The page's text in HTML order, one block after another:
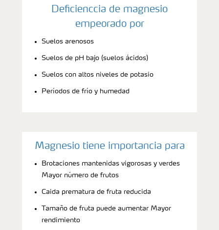
Deficienccia de magnesio
empeorado por
Suelos arenosos
Suelos de pH bajo (suelos ácidos)
Suelos con altos niveles de potasio
Períodos de frío y humedad
Magnesio tiene importancia para
Brotaciones mantenidas vigorosas y verdes
Mayor número de frutos
Caida prematura de fruta reducida
Tamaño de fruta puede aumentar Mayor
rendimiento